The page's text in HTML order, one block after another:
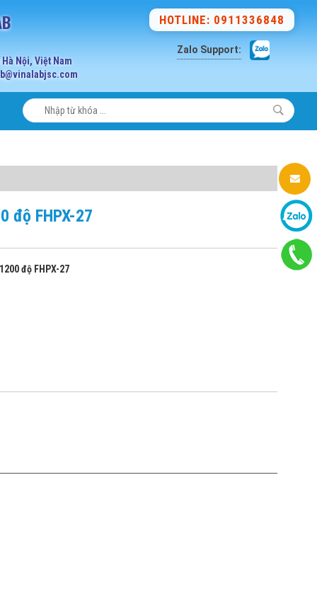
Nội, Việt Nam
HOTLINE: 0911336848
Zalo Support:
độ FHPX-27
độ FHPX-27